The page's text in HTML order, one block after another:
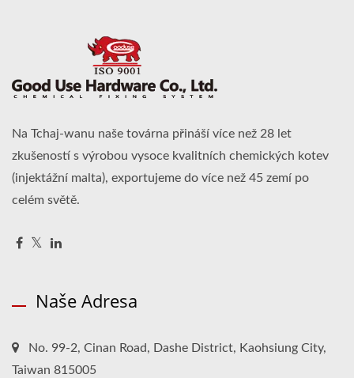
Na Tchaj-wanu naše továrna přináší více než 28 let
zkušeností s výrobou vysoce kvalitních chemických kotev
(injektážní malta), exportujeme do více než 45 zemí po
celém světě.
Naše Adresa
No. 99-2, Cinan Road, Dashe District, Kaohsiung City,
Taiwan 815005